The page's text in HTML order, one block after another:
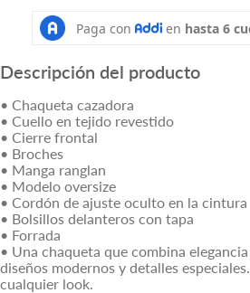
Descripción del producto
• Chaqueta cazadora
• Cuello en tejido revestido
• Cierre frontal
• Broches
• Manga ranglan
• Modelo oversize
• Cordón de ajuste oculto en la cintura
• Bolsillos delanteros con tapa
• Forrada
• Una chaqueta que combina
diseños modernos y detalles
cualquier look.